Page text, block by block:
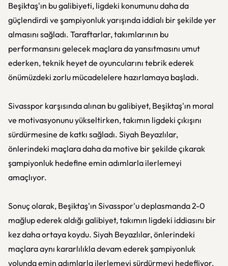
Beşiktaş'ın bu galibiyeti, ligdeki konumunu daha da
güçlendirdi ve şampiyonluk yarışında iddialı bir şekilde yer
almasını sağladı. Taraftarlar, takımlarının bu
performansını gelecek maçlara da yansıtmasını umut
ederken, teknik heyet de oyuncularını tebrik ederek
önümüzdeki zorlu mücadelelere hazırlamaya başladı.
Sivasspor karşısında alınan bu galibiyet, Beşiktaş'ın moral
ve motivasyonunu yükseltirken, takımın ligdeki çıkışını
sürdürmesine de katkı sağladı. Siyah Beyazlılar,
önlerindeki maçlara daha da motive bir şekilde çıkarak
şampiyonluk hedefine emin adımlarla ilerlemeyi
amaçlıyor.
Sonuç olarak, Beşiktaş'ın Sivasspor'u deplasmanda 2-0
mağlup ederek aldığı galibiyet, takımın ligdeki iddiasını bir
kez daha ortaya koydu. Siyah Beyazlılar, önlerindeki
maçlara aynı kararlılıkla devam ederek şampiyonluk
yolunda emin adımlarla ilerlemeyi sürdürmeyi hedefliyor.